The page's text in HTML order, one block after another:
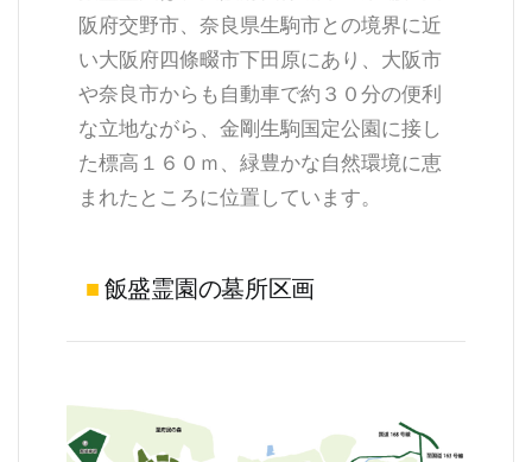
阪府交野市、奈良県生駒市との境界に近
い大阪府四條畷市下田原にあり、大阪市
や奈良市からも自動車で約３０分の便利
な立地ながら、金剛生駒国定公園に接し
た標高１６０ｍ、緑豊かな自然環境に恵
まれたところに位置しています。
■飯盛霊園の墓所区画